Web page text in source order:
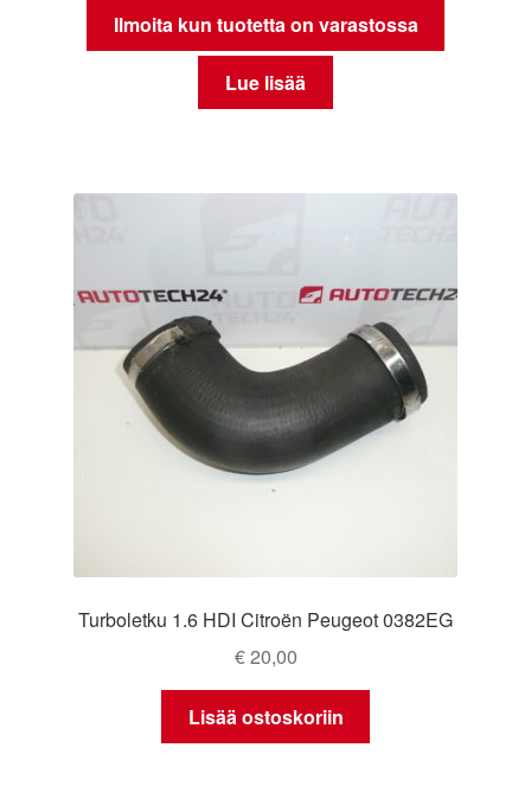
Ilmoita kun tuotetta on varastossa
Lue lisää
Turboletku 1.6 HDI Citroën Peugeot 0382EG
€20,00
Lisää ostoskoriin